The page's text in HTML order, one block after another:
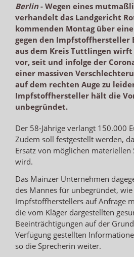
Berlin- Wegen eines
verhandelt das Landgericht
kommenden Montag über
gegen den Impfstoffhersteller
aus dem Kreis Tuttlingen wirft
vor, seit und infolge der
einer massiven
auf dem rechten Auge zu
Impfstoffhersteller hält die
unbegründet.
Der 58-Jährige verlangt 150.000
Zudem soll festgestellt werden,
Ersatz von möglichen
wird.
Das Mainzer Unternehmen
des Mannes für unbegründet,
Impfstoffherstellers auf Anfrage
die vom Kläger dargestellten
Beeinträchtigungen auf der
Verfügung gestellten
so die Sprecherin weiter.